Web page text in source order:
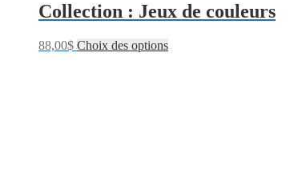
Collection : Jeux de couleurs
88,00$ Choix des options